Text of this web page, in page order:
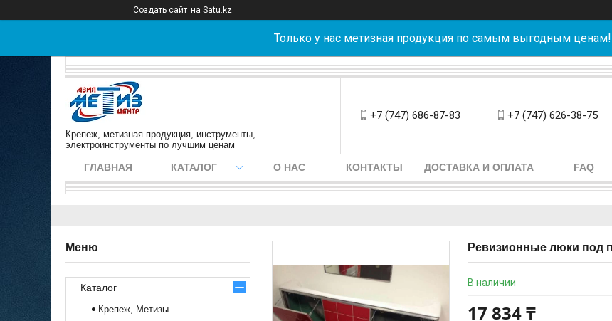
Создать сайт на Satu.kz
Только у нас метизная продукция по самым выгодным ценам!
Крепеж, метизная продукция, инструменты,
электроинструменты по лучшим ценам
+7 (747) 686-87-83 +7 (747) 626-38-75
ГЛАВНАЯ КАТАЛОГ О НАС КОНТАКТЫ ДОСТАВКА И ОПЛАТА FAQ
Ревизионные люки под
В наличии
17 834 ₸
Каталог
Крепеж, Метизы